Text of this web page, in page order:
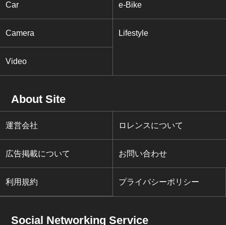
Car e-Bike
Camera Lifestyle
Video
About Site
運営会社 ロレンスについて
広告掲載について お問い合わせ
利用規約 プライバシーポリシー
Social Networking Service